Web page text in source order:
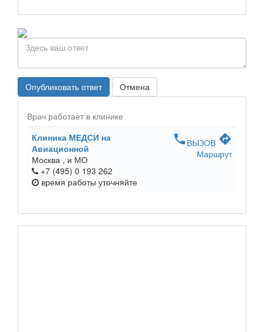
Опубликовать ответ Отмена
Врач работает в клинике
Клиника МЕДСИ на
Авиационной
Москва , и МО
+7 (495) 0 193 262
время работы уточняйте
phone ВЫЗОВ directions
Маршрут